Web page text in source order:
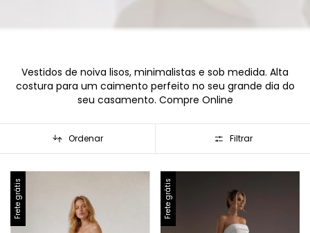
Vestidos de noiva lisos, minimalistas e sob medida. Alta
costura para um caimento perfeito no seu grande dia do
seu casamento. Compre Online
Ordenar Filtrar
Frete grátis Frete grátis